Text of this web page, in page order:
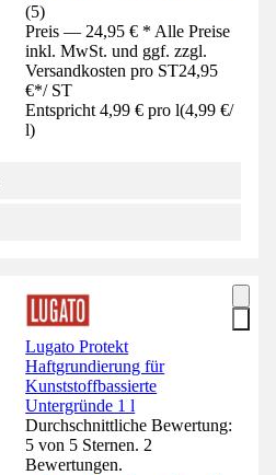
(5)
Preis — 24,95 € * Alle Preise
inkl. MwSt. und ggf. zzgl.
Versandkosten pro ST24,95
€*/ ST
Entspricht 4,99 € pro l(4,99 €/
l)
Lugato Protekt
Haftgrundierung für
Kunststoffbassierte
Untergründe 1 l
Durchschnittliche Bewertung:
5 von 5 Sternen. 2
Bewertungen.